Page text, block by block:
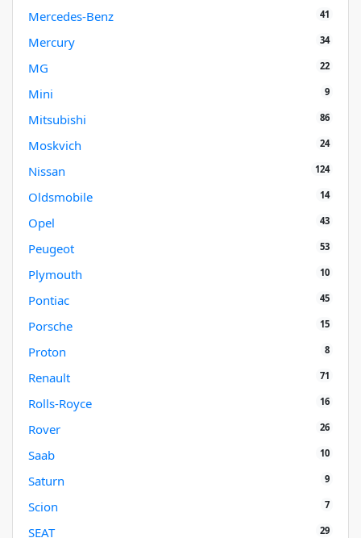
Mercedes-Benz 41
Mercury 34
MG 22
Mini 9
Mitsubishi 86
Moskvich 24
Nissan 124
Oldsmobile 14
Opel 43
Peugeot 53
Plymouth 10
Pontiac 45
Porsche 15
Proton 8
Renault 71
Rolls-Royce 16
Rover 26
Saab 10
Saturn 9
Scion 7
SEAT 29